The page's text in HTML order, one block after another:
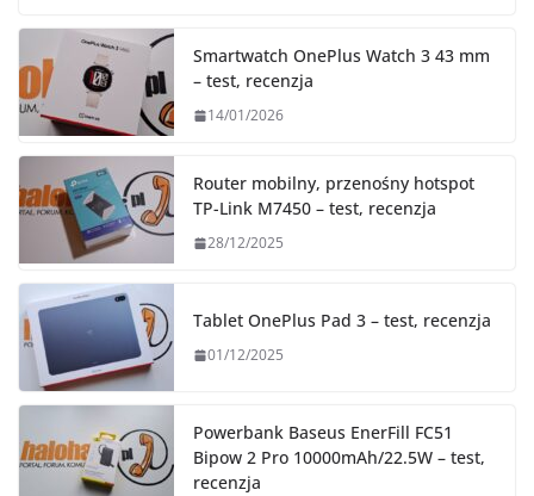
Smartwatch OnePlus Watch 3 43 mm
– test, recenzja
14/01/2026
Router mobilny, przenośny hotspot
TP-Link M7450 – test, recenzja
28/12/2025
Tablet OnePlus Pad 3 – test, recenzja
01/12/2025
Powerbank Baseus EnerFill FC51
Bipow 2 Pro 10000mAh/22.5W – test,
recenzja